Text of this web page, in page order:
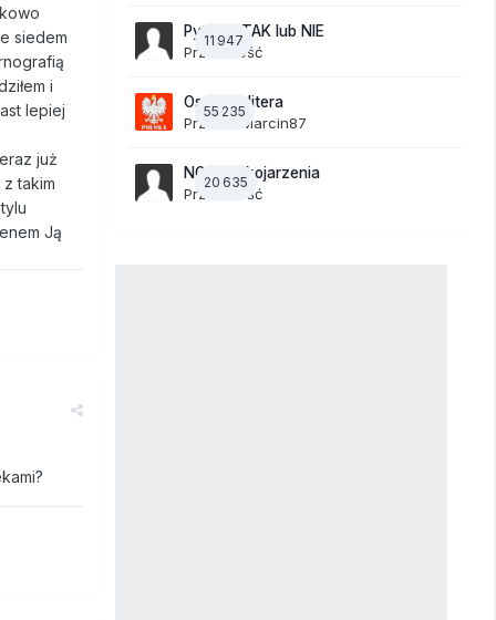
siedem
i
lepiej
już
takim
Ją
11 947
Pytania TAK lub NIE
Przez Gość
55 235
Ostatnia litera
Przez
19Marcin87
20 635
NOWE Skojarzenia
Przez Gość